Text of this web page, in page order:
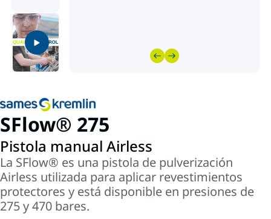
SFlow® 275
Pistola manual Airless
La SFlow® es una pistola de pulverización
Airless utilizada para aplicar revestimientos
protectores y está disponible en presiones de
275 y 470 bares.